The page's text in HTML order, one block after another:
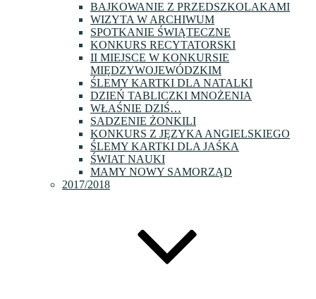
BAJKOWANIE Z PRZEDSZKOLAKAMI
WIZYTA W ARCHIWUM
SPOTKANIE ŚWIĄTECZNE
KONKURS RECYTATORSKI
II MIEJSCE W KONKURSIE
MIĘDZYWOJEWÓDZKIM
ŚLEMY KARTKI DLA NATALKI
DZIEŃ TABLICZKI MNOŻENIA
WŁAŚNIE DZIŚ…
SADZENIE ŻONKILI
KONKURS Z JĘZYKA ANGIELSKIEGO
ŚLEMY KARTKI DLA JAŚKA
ŚWIAT NAUKI
MAMY NOWY SAMORZĄD
2017/2018